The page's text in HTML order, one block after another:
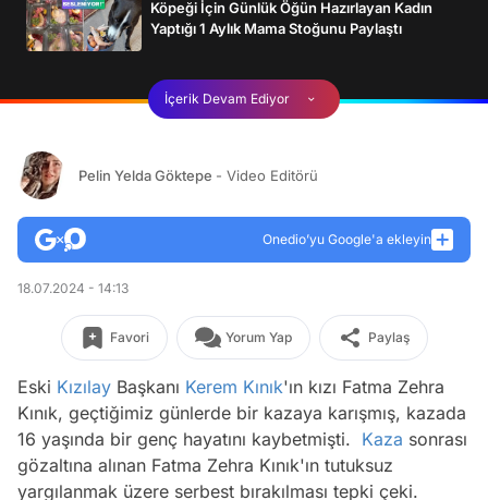
Köpeği İçin Günlük Öğün Hazırlayan Kadın
Yaptığı 1 Aylık Mama Stoğunu Paylaştı
İçerik Devam Ediyor
Pelin Yelda Göktepe - Video Editörü
Onedio’yu Google'a ekleyin
18.07.2024 - 14:13
Favori Yorum Yap Paylaş
Eski Kızılay Başkanı Kerem Kınık'ın kızı Fatma Zehra
Kınık, geçtiğimiz günlerde bir kazaya karışmış, kazada
16 yaşında bir genç hayatını kaybetmişti. Kaza sonrası
gözaltına alınan Fatma Zehra Kınık'ın tutuksuz
yargılanmak üzere serbest bırakılması tepki çeki.